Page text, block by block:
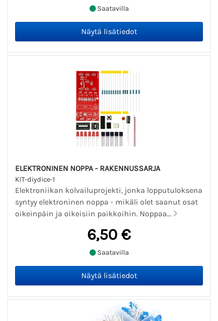
Saatavilla
ELEKTRONINEN NOPPA - RAKENNUSSARJA
KIT-diydice-1
Elektroniikan kolvailuprojekti, jonka lopputuloksena
syntyy elektroninen noppa - mikäli olet saanut osat
oikeinpäin ja oikeisiin paikkoihin. Noppaa...
6,50 €
Saatavilla